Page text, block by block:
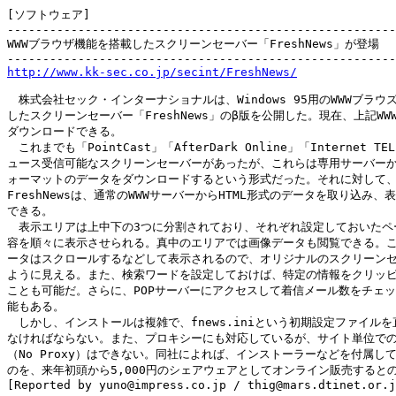
[ソフトウェア]
WWWブラウザ機能を搭載したスクリーンセーバー「FreshNews」が登場
http://www.kk-sec.co.jp/secint/FreshNews/
株式会社セック・インターナショナルは、Windows 95用のWWWブラウ
したスクリーンセーバー「FreshNews」のβ版を公開した。現在、上記
ダウンロードできる。
これまでも「PointCast」「AfterDark Online」「Internet
ュース受信可能なスクリーンセーバーがあったが、これらは専用サーバー
ォーマットのデータをダウンロードするという形式だった。それに対して
FreshNewsは、通常のWWWサーバーからHTML形式のデータを取り込み、
できる。
表示エリアは上中下の3つに分割されており、それぞれ設定しておいたペ
容を順々に表示させられる。真中のエリアでは画像データも閲覧できる。
ータはスクロールするなどして表示されるので、オリジナルのスクリーン
ように見える。また、検索ワードを設定しておけば、特定の情報をクリッ
ことも可能だ。さらに、POPサーバーにアクセスして着信メール数をチェ
能もある。
しかし、インストールは複雑で、fnews.iniという初期設定ファイルを
なければならない。また、プロキシーにも対応しているが、サイト単位で
（No Proxy）はできない。同社によれば、インストーラーなどを付属し
のを、来年初頭から5,000円のシェアウェアとしてオンライン販売すると
[Reported by yuno@impress.co.jp /